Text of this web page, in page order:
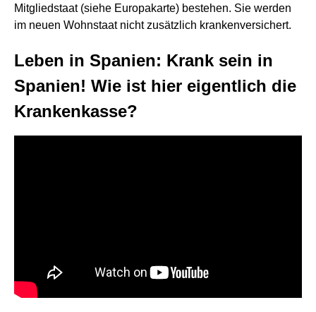
Mitgliedstaat (siehe Europakarte) bestehen. Sie werden
im neuen Wohnstaat nicht zusätzlich krankenversichert.
Leben in Spanien: Krank sein in
Spanien! Wie ist hier eigentlich die
Krankenkasse?